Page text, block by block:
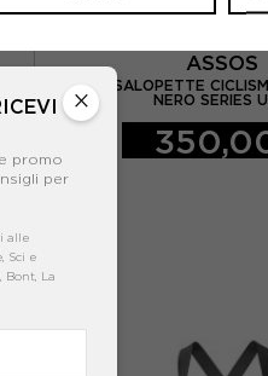
ASSOS
ASSOS SALOPETTE
NERO SERIES
×
promo
per
alle
Sci e
Bont, La